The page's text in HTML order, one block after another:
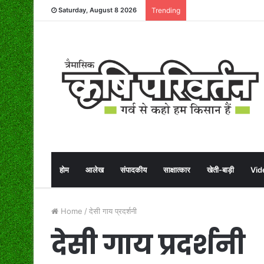
Saturday, August 8 2026 Trending
होम आलेख संपादकीय साक्षात्कार खेती-बाड़ी
Home / देसी गाय प्रदर्शनी
देसी गाय प्रदर्शनी